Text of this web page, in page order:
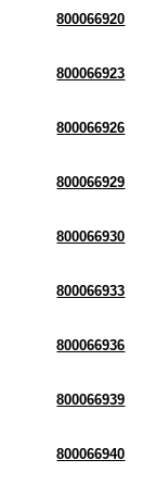
800066920
800066923
800066926
800066929
800066930
800066933
800066936
800066939
800066940